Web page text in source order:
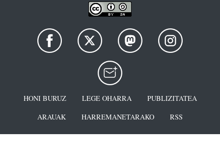
HONI BURUZ LEGE OHARRA
PUBLIZITATEA
ARAUAK
HARREMANETARAKO RSS